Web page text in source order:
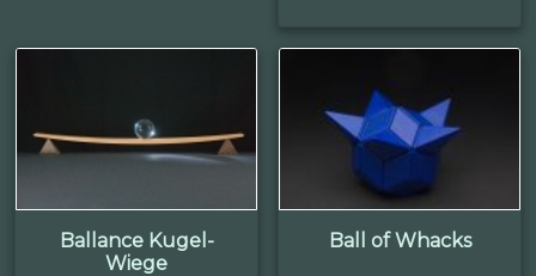
Ballance Kugel-
Wiege
Ball of Whacks